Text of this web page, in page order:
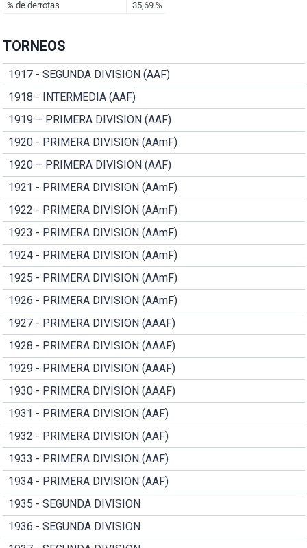
TORNEOS
1917 - SEGUNDA DIVISION (AAF)
1918 - INTERMEDIA (AAF)
1919 – PRIMERA DIVISION (AAF)
1920 - PRIMERA DIVISION (AAmF)
1920 – PRIMERA DIVISION (AAF)
1921 - PRIMERA DIVISION (AAmF)
1922 - PRIMERA DIVISION (AAmF)
1923 - PRIMERA DIVISION (AAmF)
1924 - PRIMERA DIVISION (AAmF)
1925 - PRIMERA DIVISION (AAmF)
1926 - PRIMERA DIVISION (AAmF)
1927 - PRIMERA DIVISION (AAAF)
1928 - PRIMERA DIVISION (AAAF)
1929 - PRIMERA DIVISION (AAAF)
1930 - PRIMERA DIVISION (AAAF)
1931 - PRIMERA DIVISION (AAF)
1932 - PRIMERA DIVISION (AAF)
1933 - PRIMERA DIVISION (AAF)
1934 - PRIMERA DIVISION (AAF)
1935 - SEGUNDA DIVISION
1936 - SEGUNDA DIVISION